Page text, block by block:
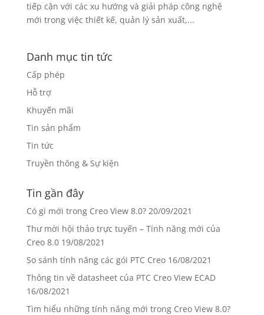
tiếp cận với các xu hướng và giải pháp công nghệ
mới trong việc thiết kế, quản lý sản xuất,...
Danh mục tin tức
Cấp phép
Hỗ trợ
Khuyến mãi
Tin sản phẩm
Tin tức
Truyền thông & Sự kiện
Tin gần đây
Có gì mới trong Creo View 8.0? 20/09/2021
Thư mời hội thảo trực tuyến – Tính năng mới của
Creo 8.0 19/08/2021
So sánh tính năng các gói PTC Creo 16/08/2021
Thông tin về datasheet của PTC Creo View ECAD
16/08/2021
Tìm hiểu những tính năng mới trong Creo View 8.0?